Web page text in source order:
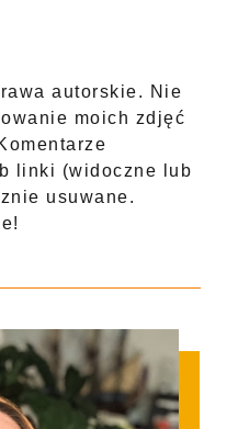
autorskie. Nie
moich zdjęć
linki (widoczne lub
usuwane.